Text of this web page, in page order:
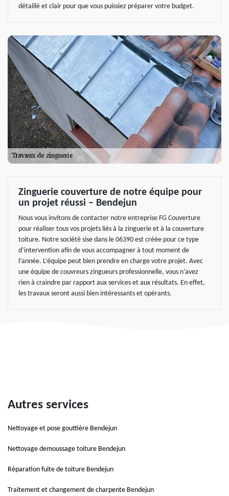
détaillé et clair pour que vous puissiez préparer votre budget.
Zinguerie couverture de notre équipe pour
un projet réussi – Bendejun
Nous vous invitons de contacter notre entreprise FG Couverture
pour réaliser tous vos projets liés à la zinguerie et à la couverture
toiture. Notre société sise dans le 06390 est créée pour ce type
d’intervention afin de vous accompagner à tout moment de
l’année. L’équipe peut bien prendre en charge votre projet. Avec
une équipe de couvreurs zingueurs professionnelle, vous n’avez
rien à craindre par rapport aux services et aux résultats. En effet,
les travaux seront aussi bien intéressants et opérants.
Autres services
Nettoyage et pose gouttière Bendejun
Nettoyage demoussage toiture Bendejun
Réparation fuite de toiture Bendejun
Traitement et changement de charpente Bendejun